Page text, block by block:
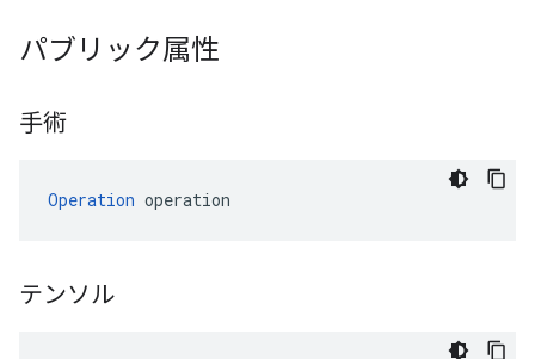
パブリック属性
手術
Operation operation
テンソル